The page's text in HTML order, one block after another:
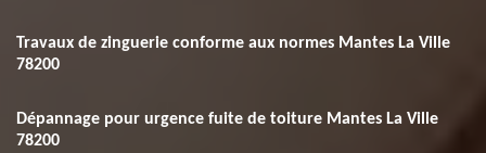
Travaux de zinguerie conforme aux normes Mantes La Ville
78200
Dépannage pour urgence fuite de toiture Mantes La Ville
78200